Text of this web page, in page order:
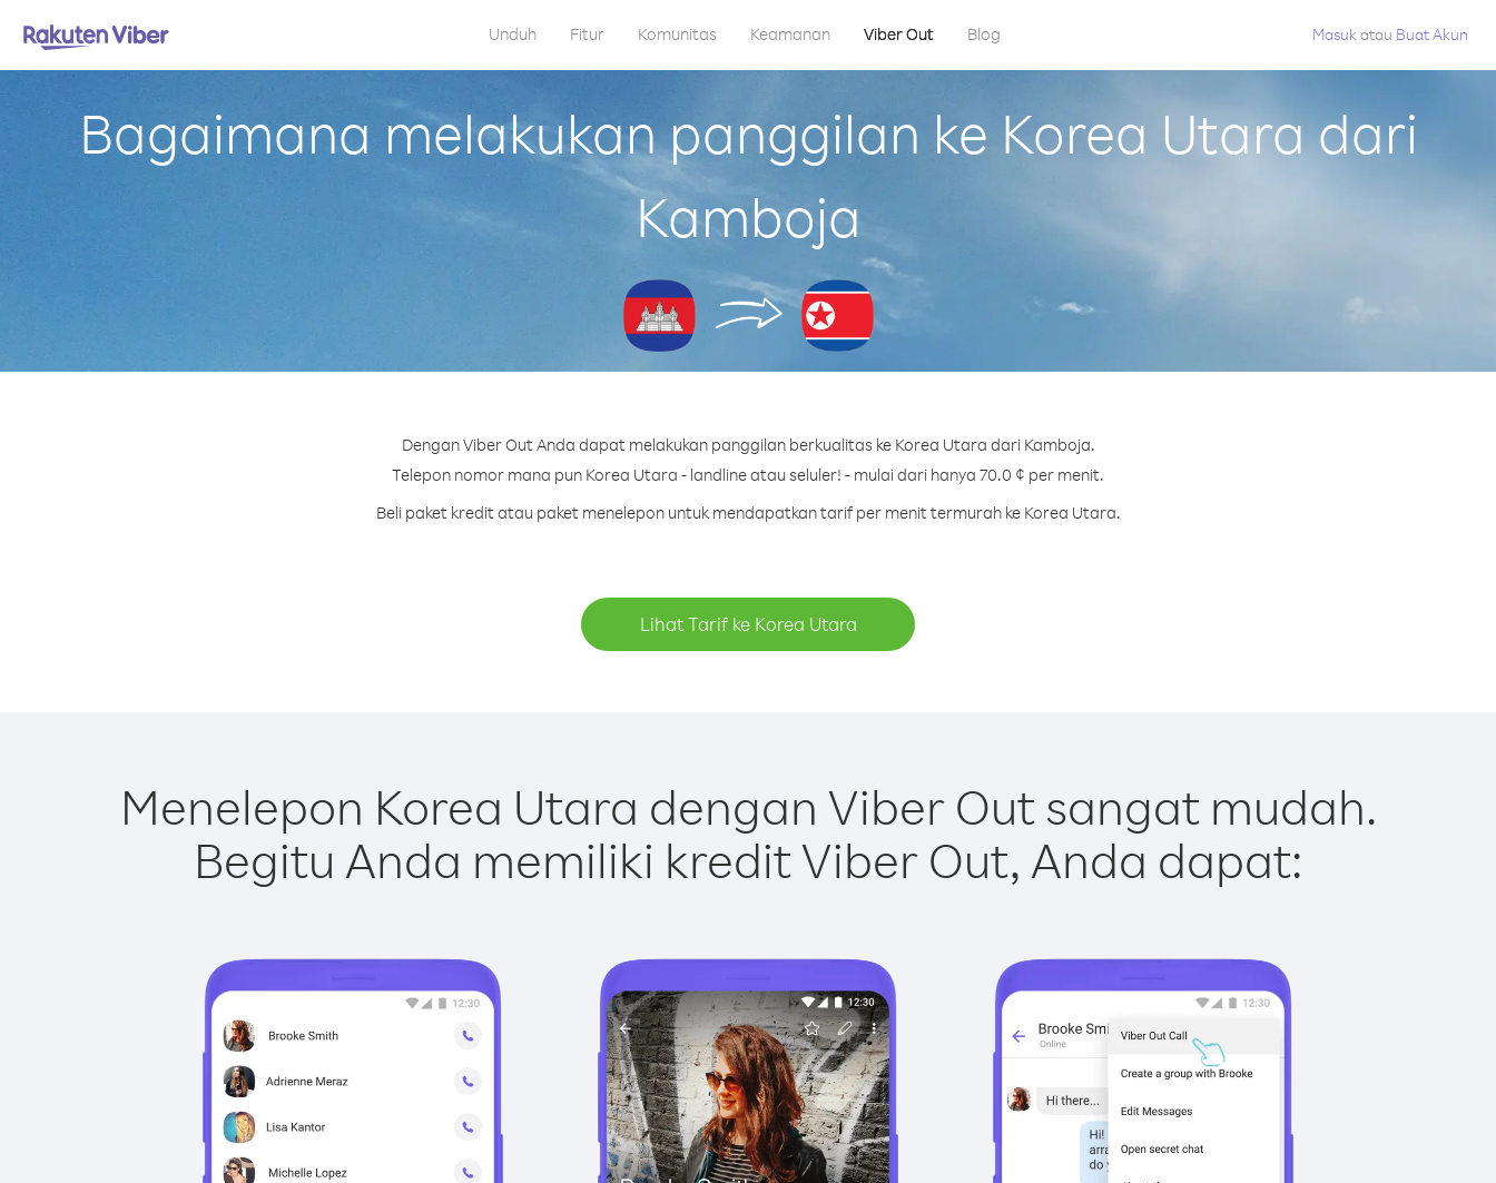
Unduh Fitur Komunitas Keamanan Viber Out Blog Masuk atau Buat Akun
Bagaimana melakukan panggilan ke Korea Utara dari
Kamboja
Dengan Viber Out Anda dapat melakukan panggilan berkualitas ke Korea Utara dari Kamboja.
Telepon nomor mana pun Korea Utara - landline atau seluler! - mulai dari hanya 70.0 ¢ per menit.
Beli paket kredit atau paket menelepon untuk mendapatkan tarif per menit termurah ke Korea Utara.
Lihat Tarif ke Korea Utara
Menelepon Korea Utara dengan Viber Out sangat mudah.
Begitu Anda memiliki kredit Viber Out, Anda dapat: